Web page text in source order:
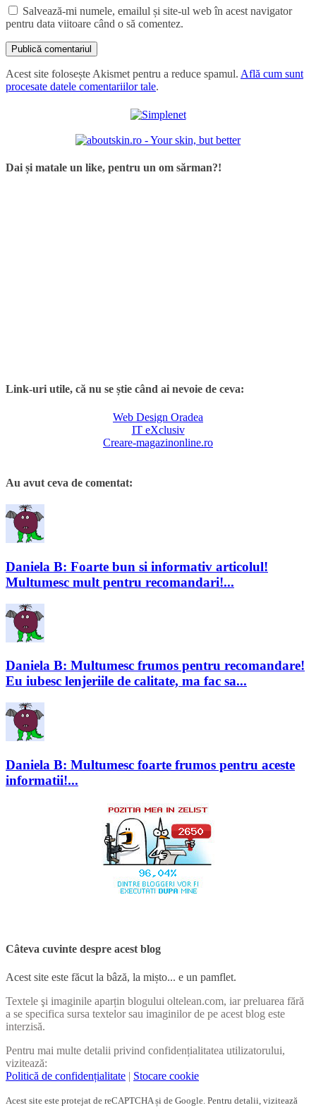
Salvează-mi numele, emailul și site-ul web în acest navigator
pentru data viitoare când o să comentez.
Acest site folosește Akismet pentru a reduce spamul. Află cum sunt
procesate datele comentariilor tale.
Dai și matale un like, pentru un om sărman?!
Link-uri utile, că nu se știe când ai nevoie de ceva:
Web Design Oradea
IT eXclusiv
Creare-magazinonline.ro
Au avut ceva de comentat:
Daniela B: Foarte bun si informativ articolul!
Multumesc mult pentru recomandari!...
Daniela B: Multumesc frumos pentru recomandare!
Eu iubesc lenjeriile de calitate, ma fac sa...
Daniela B: Multumesc foarte frumos pentru aceste
informatii!...
Câteva cuvinte despre acest blog
Acest site este făcut la bâză, la mișto... e un pamflet.
Textele şi imaginile aparțin blogului oltelean.com, iar preluarea fără
a se specifica sursa textelor sau imaginilor de pe acest blog este
interzisă.
Pentru mai multe detalii privind confidențialitatea utilizatorului,
vizitează:
Politică de confidențialitate | Stocare cookie
Acest site este protejat de reCAPTCHA și de Google. Pentru detalii, vizitează